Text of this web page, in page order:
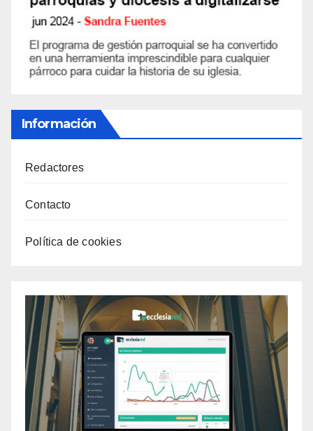
Información
Redactores
Contacto
Política de cookies